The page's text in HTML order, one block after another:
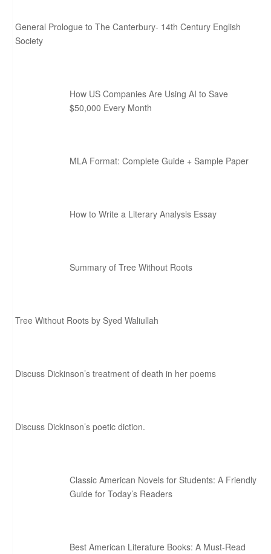
General Prologue to The Canterbury- 14th Century English
Society
How US Companies Are Using AI to Save
$50,000 Every Month
MLA Format: Complete Guide + Sample Paper
How to Write a Literary Analysis Essay
Summary of Tree Without Roots
Tree Without Roots by Syed Waliullah
Discuss Dickinson’s treatment of death in her poems
Discuss Dickinson’s poetic diction.
Classic American Novels for Students: A Friendly
Guide for Today’s Readers
Best American Literature Books: A Must-Read